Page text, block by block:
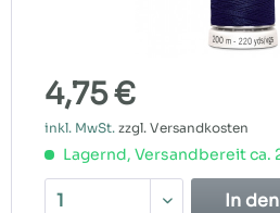
4,75 €
inkl. MwSt. zzgl. Versandkosten
Lagernd, Versandbereit ca.
In den